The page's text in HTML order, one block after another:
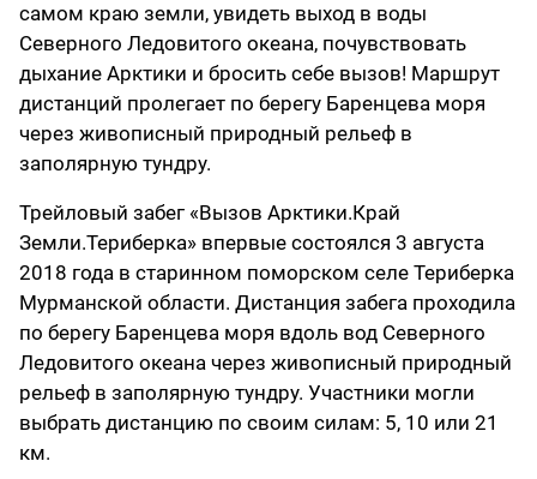
самом краю земли, увидеть выход в воды
Северного Ледовитого океана, почувствовать
дыхание Арктики и бросить себе вызов! Маршрут
дистанций пролегает по берегу Баренцева моря
через живописный природный рельеф в
заполярную тундру.
Трейловый забег «Вызов Арктики.Край
Земли.Териберка» впервые состоялся 3 августа
2018 года в старинном поморском селе Териберка
Мурманской области. Дистанция забега проходила
по берегу Баренцева моря вдоль вод Северного
Ледовитого океана через живописный природный
рельеф в заполярную тундру. Участники могли
выбрать дистанцию по своим силам: 5, 10 или 21
км.